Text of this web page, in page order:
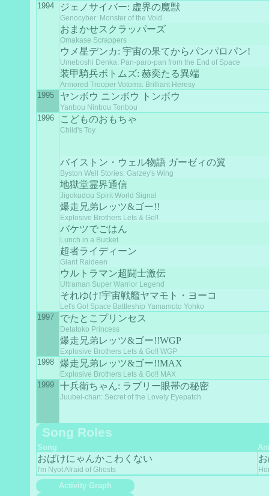
1994 ジェノサイバー: 虚界の魔獣
Genocyber: Monster of the Void
おまかせスクラッパーズ
Omakase Scrappers
ウメ星デンカ: 宇宙の果てからパンパロパン!
Umeboshi Denka: Pan-paro-pan from the End of Space
装甲騎兵ボトムズ: 赫奕たる異端
Armored Trooper Votoms: Brilliant Heresy
1995 ヤンボウ ニンボウ トンボウ
Yanbou Ninbou Tonbou
1996 こどものおもちゃ
Child's Toy
バイストン・ウェル物語 ガーゼィの翼
Byston Well Stories: Garzey's Wing
地獄堂霊界通信
Jigokudou Spirit World Signal
爆走兄弟レッツ&ゴー!!
Explosive Brothers Lets & Go!!
バケツでごはん
Lunch in a Bucket
超者ライディーン
Giant Raideen
ウルトラマン超闘士激伝
Ultraman Super Warrior Legend
それゆけ!宇宙戦艦ヤマモト・ヨーコ
Let's Go! Space Battleship Yamamoto Yohko
1997 でたとこプリンセス
Detatoko Princess
爆走兄弟レッツ&ゴー!!WGP
Explosive Brothers Lets & Go!! WGP
1998 爆走兄弟レッツ&ゴー!!MAX
Explosive Brothers Lets & Go!! MAX
1999 十兵衛ちゃん: ラブリー眼帯の秘密
Juubei-chan: Secret of the Lovely Eyepatch
Song Roles
Song
おばけにゃんかこわくない
I'm Nyot Afraid of Ghosts
Activity Graph